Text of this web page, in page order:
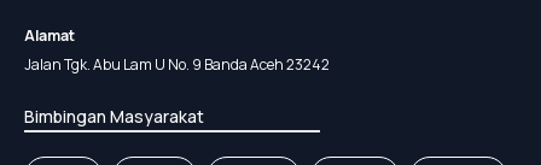
Alamat
Jalan Tgk. Abu Lam U No. 9 Banda Aceh 23242
Bimbingan Masyarakat